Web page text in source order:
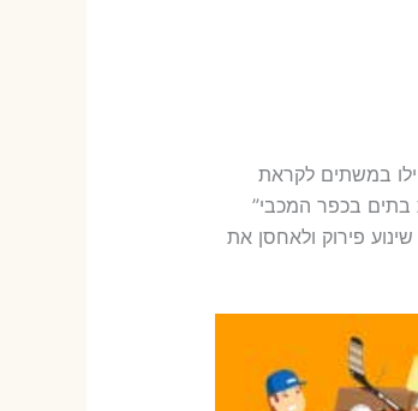
במשתים לקראת
בתים בכפר המכבי”
פירוק ולאחסן את